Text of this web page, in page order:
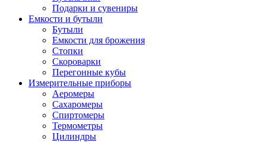
Подарки и сувениры
Емкости и бутыли
Бутыли
Емкости для брожения
Стопки
Скороварки
Перегонные кубы
Измерительные приборы
Аеромеры
Сахаромеры
Спиртомеры
Термометры
Цилиндры